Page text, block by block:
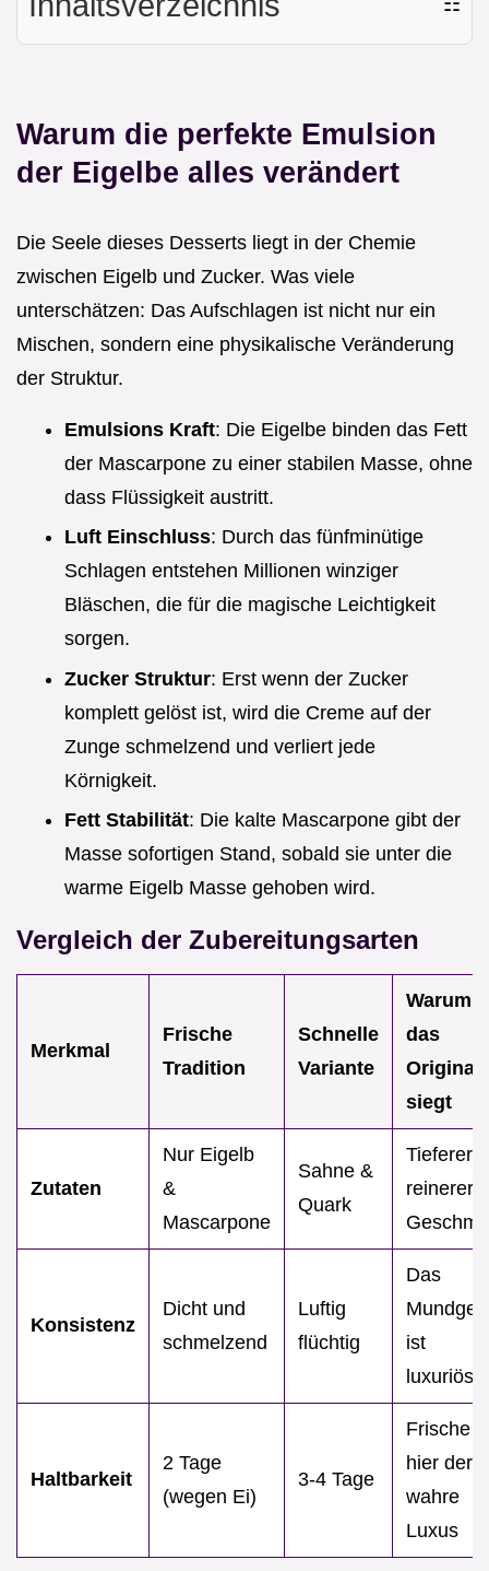
☷
Warum die perfekte Emulsion
der Eigelbe alles verändert
Die Seele dieses Desserts liegt in der Chemie
zwischen Eigelb und Zucker. Was viele
unterschätzen: Das Aufschlagen ist nicht nur ein
Mischen, sondern eine physikalische Veränderung
der Struktur.
Emulsions Kraft: Die Eigelbe binden das Fett
der Mascarpone zu einer stabilen Masse, ohne
dass Flüssigkeit austritt.
Luft Einschluss: Durch das fünfminütige
Schlagen entstehen Millionen winziger
Bläschen, die für die magische Leichtigkeit
sorgen.
Zucker Struktur: Erst wenn der Zucker
komplett gelöst ist, wird die Creme auf der
Zunge schmelzend und verliert jede
Körnigkeit.
Fett Stabilität: Die kalte Mascarpone gibt der
Masse sofortigen Stand, sobald sie unter die
warme Eigelb Masse gehoben wird.
Vergleich der Zubereitungsarten
Merkmal
Frische
Tradition
Schnelle
Variante
Warum
das
Original
siegt
Zutaten
Nur Eigelb
&
Mascarpone
Sahne &
Quark
Tieferer,
reinerer
Konsistenz
Dicht und
schmelzend
Luftig
flüchtig
Das
ist
Haltbarkeit
2 Tage
(wegen Ei)
3-4 Tage
Frische
hier der
wahre
Luxus